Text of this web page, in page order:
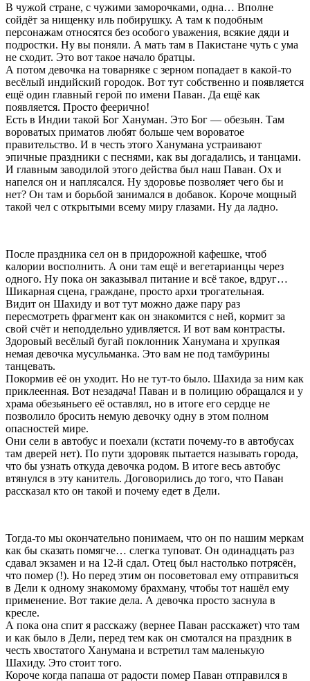
В чужой стране, с чужими заморочками, одна… Вполне
сойдёт за нищенку иль побирушку. А там к подобным
персонажам относятся без особого уважения, всякие дяди и
подростки. Ну вы поняли. А мать там в Пакистане чуть с ума
не сходит. Это вот такое начало братцы.
А потом девочка на товарняке с зерном попадает в какой-то
весёлый индийский городок. Вот тут собственно и появляется
ещё один главный герой по имени Паван. Да ещё как
появляется. Просто феерично!
Есть в Индии такой Бог Хануман. Это Бог — обезьян. Там
вороватых приматов любят больше чем вороватое
правительство. И в честь этого Ханумана устраивают
эпичные праздники с песнями, как вы догадались, и танцами.
И главным заводилой этого действа был наш Паван. Ох и
напелся он и наплясался. Ну здоровье позволяет чего бы и
нет? Он там и борьбой занимался в добавок. Короче мощный
такой чел с открытыми всему миру глазами. Ну да ладно.
После праздника сел он в придорожной кафешке, чтоб
калории восполнить. А они там ещё и вегетарианцы через
одного. Ну пока он заказывал питание и всё такое, вдруг…
Шикарная сцена, граждане, просто архи трогательная.
Видит он Шахиду и вот тут можно даже пару раз
пересмотреть фрагмент как он знакомится с ней, кормит за
свой счёт и неподдельно удивляется. И вот вам контрасты.
Здоровый весёлый бугай поклонник Ханумана и хрупкая
немая девочка мусульманка. Это вам не под тамбурины
танцевать.
Покормив её он уходит. Но не тут-то было. Шахида за ним как
приклеенная. Вот незадача! Паван и в полицию обращался и у
храма обезьяньего её оставлял, но в итоге его сердце не
позволило бросить немую девочку одну в этом полном
опасностей мире.
Они сели в автобус и поехали (кстати почему-то в автобусах
там дверей нет). По пути здоровяк пытается называть города,
что бы узнать откуда девочка родом. В итоге весь автобус
втянулся в эту канитель. Договорились до того, что Паван
рассказал кто он такой и почему едет в Дели.
Тогда-то мы окончательно понимаем, что он по нашим меркам
как бы сказать помягче… слегка туповат. Он одинадцать раз
сдавал экзамен и на 12-й сдал. Отец был настолько потрясён,
что помер (!). Но перед этим он посоветовал ему отправиться
в Дели к одному знакомому брахману, чтобы тот нашёл ему
применение. Вот такие дела. А девочка просто заснула в
кресле.
А пока она спит я расскажу (вернее Паван расскажет) что там
и как было в Дели, перед тем как он смотался на праздник в
честь хвостатого Ханумана и встретил там маленькую
Шахиду. Это стоит того.
Короче когда папаша от радости помер Паван отправился в